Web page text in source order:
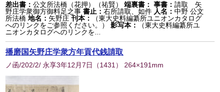
差出書：公文所法橋（花押）（祐賢） 端裏書： 事書：請取 矢
野庄学衆御方御料足之事 書止：右所請取、如件 人名：中野 公文
所法橋 地名： 矢野庄 刊本：
（東大史料編纂所ユニオンカタログ
へのリンクをご参照ください。）
影写本：
（東大史料編纂所ユ
ニオンカタログへのリンクを...
播磨国矢野庄学衆方年貢代銭請取
ノ函/202/2/ 永享3年12月7日 （1431 ） 264×191mm